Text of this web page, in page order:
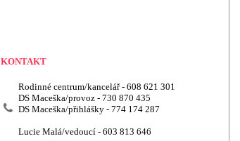
KONTAKT
Rodinné centrum/kancelář - 608 621 301
DS Maceška/provoz - 730 870 435
DS Maceška/přihlášky - 774 174 287
Lucie Malá/vedoucí - 603 813 646